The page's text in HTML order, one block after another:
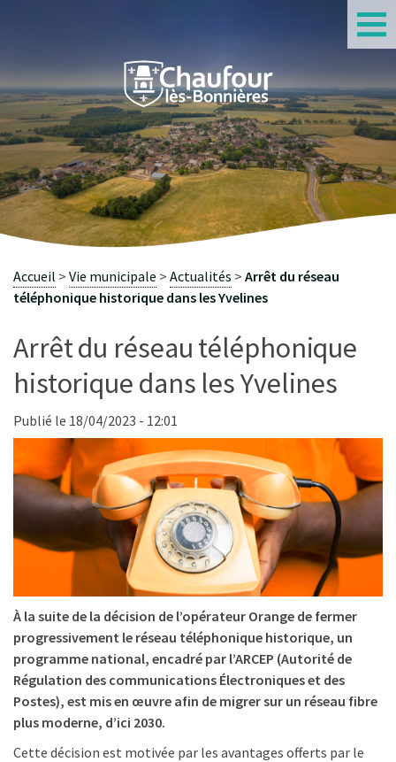
Arrêt du réseau téléphonique
historique dans les Yvelines
Publié le 18/04/2023 - 12:01
À la suite de la décision de l’opérateur Orange de fermer
progressivement le réseau téléphonique historique, un
programme national, encadré par l’ARCEP (Autorité de
Régulation des communications Électroniques et des
Postes), est mis en œuvre afin de migrer sur un réseau fibre
plus moderne, d’ici 2030.
Cette décision est motivée par les avantages offerts par le
Accueil Vie municipale Actualités
Arrêt du réseau
téléphonique historique dans les Yvelines